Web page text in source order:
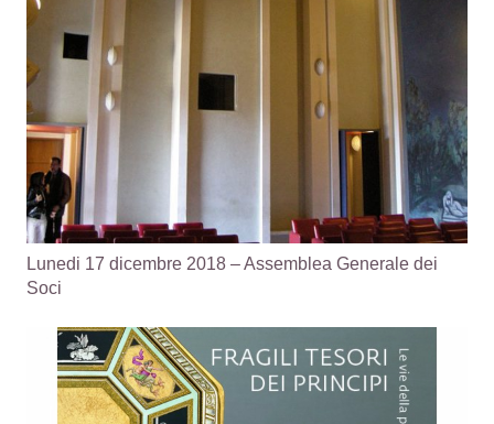
Lunedi 17 dicembre 2018 – Assemblea Generale dei
Soci